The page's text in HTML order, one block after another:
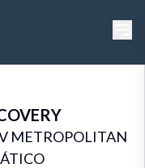
METROPOLITAN